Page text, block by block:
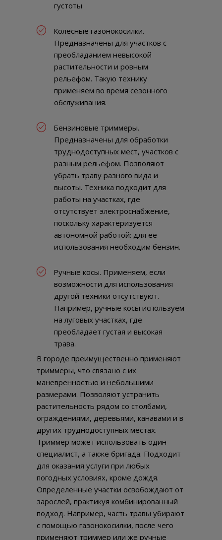
густоты
Колесные газонокосилки.
Предназначены для участков с
преобладанием невысокой
растительности и ровным
рельефом. Такую технику
применяем во время сезонного
обслуживания.
Бензиновые триммеры.
Предназначены для обработки
труднодоступных мест, участков с
разным рельефом. Позволяют
убрать траву разного вида и
высоты. Техника подходит для
работы на участках, где
отсутствует электроснабжение,
поскольку характеризуется
автономной работой: для ее
использования необходим бензин.
Ручные косы. Применяем, если
возможности для использования
другой техники отсутствуют.
Например, ручные косы используем
на луговых участках, где
преобладает густая и высокая
трава.
В городе преимущественно применяют
триммеры, что связано с их
маневренностью и небольшими
размерами. Позволяют устранить
растительность рядом со столбами,
ограждениями, деревьями, канавами и в
других труднодоступных местах.
Триммер может использовать один
специалист, а также бригада. Подходит
для оказания услуги при любых
погодных условиях, кроме дождя.
Определенные участки освобождают от
зарослей, практикуя комбинированный
подход. Например, часть травы убирают
с помощью газонокосилки, после чего
применяют триммер или же ручные